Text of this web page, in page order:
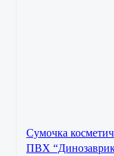
Сумочка
ПВХ